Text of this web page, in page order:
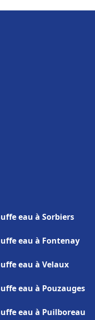
eau à Sorbiers
eau à Fontenay
eau à Velaux
eau à Pouzauges
eau à Puilboreau